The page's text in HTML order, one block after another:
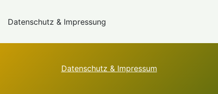
Datenschutz & Impressung
Datenschutz & Impressum